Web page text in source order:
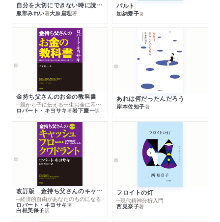
自分を大切にできない時に読む本
服部みれい著大原扁理著
パルト
加納愛子著
金持ち父さんのお金の教科書
─親から子に伝える一生お金に困らない考え方
ロバート・キヨサキ著岩下慶一訳
あれは何だったんだろう
岸本佐知子著
改訂版 金持ち父さんのキャッシュフロー・クワドラント
─経済的自由があなたのものになる
ロバート・キヨサキ著
白根美保子訳
フロイトの灯
─現代精神分析入門
西見奈子著